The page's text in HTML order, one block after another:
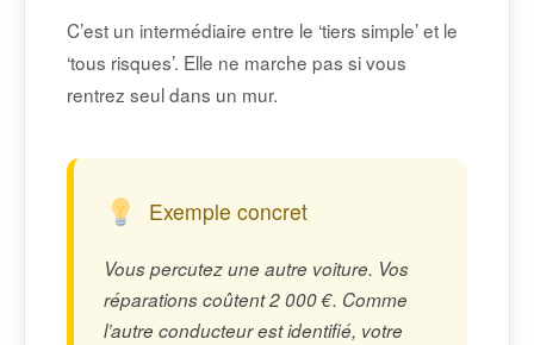
C’est un intermédiaire entre le ‘tiers simple’ et le
‘tous risques’. Elle ne marche pas si vous
rentrez seul dans un mur.
Exemple concret
Vous percutez une autre voiture. Vos
réparations coûtent 2 000 €. Comme
l’autre conducteur est identifié, votre